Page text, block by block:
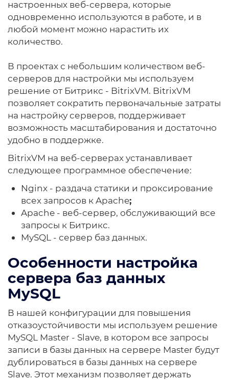
настроенных веб-сервера, которые
одновременно используются в работе, и в
любой момент можно нарастить их
количество.
В проектах с небольшим количеством веб-
серверов для настройки мы используем
решение от Битрикс - BitrixVM. BitrixVM
позволяет сократить первоначальные затраты
на настройку серверов, поддерживает
возможность масштабирования и достаточно
удобно в поддержке.
BitrixVM на веб-серверах устанавливает
следующее программное обеспечение:
Nginx - раздача статики и проксирование
всех запросов к Apache;
Apache - веб-сервер, обслуживающий все
запросы к Битрикс.
MySQL - сервер баз данных.
Особенности настройка
сервера баз данных
MySQL
В нашей конфигурации для повышения
отказоустойчивости мы используем решение
MySQL Master - Slave, в котором все запросы
записи в базы данных на сервере Master будут
дублироваться в базы данных на сервере
Slave. Этот механизм позволяет держать